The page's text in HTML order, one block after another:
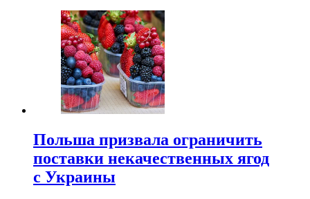
Польша призвала ограничить
поставки некачественных ягод
с Украины